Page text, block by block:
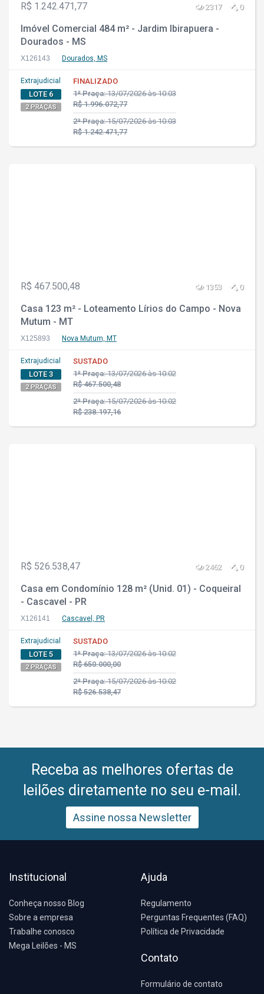
R$ 1.242.471,77 2317 0
Imóvel Comercial 484 m² - Jardim Ibirapuera -
Dourados - MS
X126143 Dourados, MS
Extrajudicial
LOTE 6
2 PRAÇAS
FINALIZADO
1ª Praça:13/07/2026 às 10:03
R$ 1.996.072,77
2ª Praça:15/07/2026 às 10:03
R$ 1.242.471,77
R$ 467.500,48 1353 0
Casa 123 m² - Loteamento Lírios do Campo - Nova
Mutum - MT
X125893 Nova Mutum, MT
Extrajudicial
LOTE 3
2 PRAÇAS
SUSTADO
1ª Praça:13/07/2026 às 10:02
R$ 467.500,48
2ª Praça:15/07/2026 às 10:02
R$ 238.197,16
R$ 526.538,47 2462 0
Casa em Condomínio 128 m² (Unid. 01) - Coqueiral
- Cascavel - PR
X126141 Cascavel, PR
Extrajudicial
LOTE 5
2 PRAÇAS
SUSTADO
1ª Praça:13/07/2026 às 10:02
R$ 650.000,00
2ª Praça:15/07/2026 às 10:02
R$ 526.538,47
Receba as melhores ofertas de
leilões diretamente no seu e-mail.
Assine nossa Newsletter
Institucional
Conheça nosso Blog
Sobre a empresa
Trabalhe conosco
Mega Leilões - MS
Ajuda
Regulamento
Perguntas Frequentes (FAQ)
Política de Privacidade
Contato
Formulário de contato